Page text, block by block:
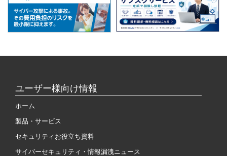
ユーザー様向け情報
ホーム
製品・サービス
セキュリティお役立ち資料
サイバーセキュリティ・情報漏洩ニュース